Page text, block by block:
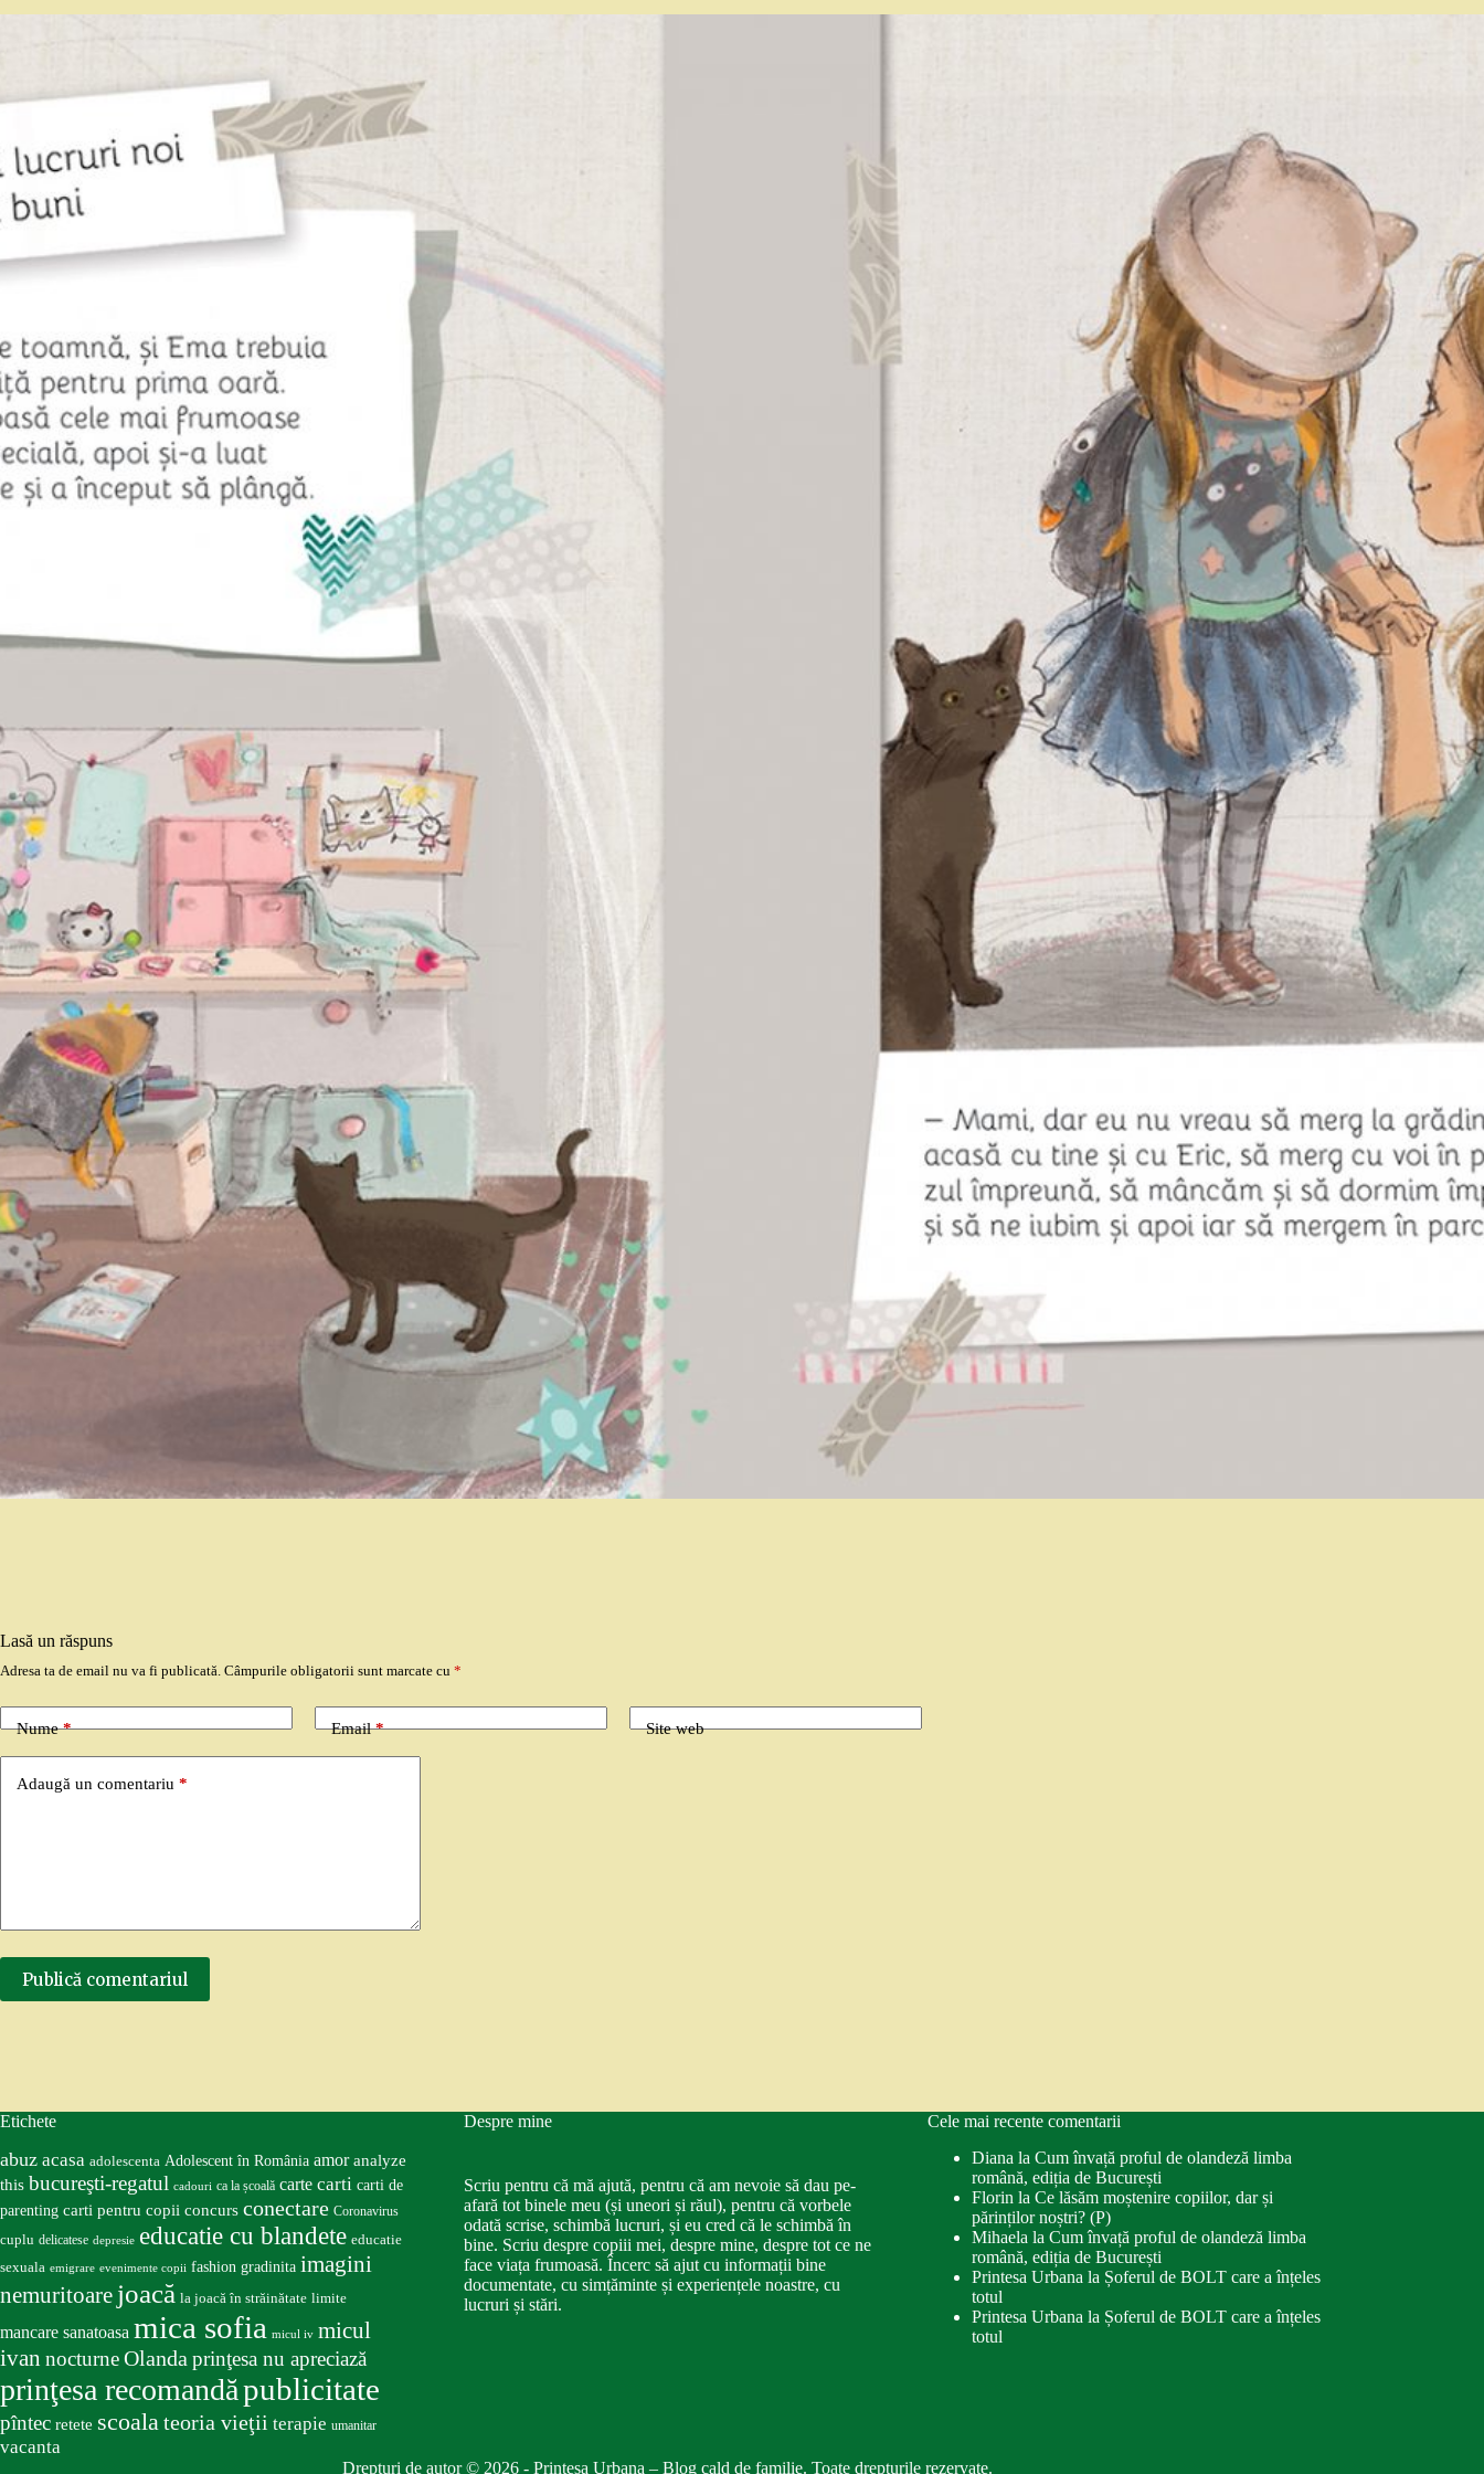
Lasă un răspuns
Adresa ta de email nu va fi publicată. Câmpurile obligatorii sunt marcate cu *
Nume* Email* Site web
Adaugă un comentariu *
Publică comentariul
Etichete
abuz acasa adolescenta Adolescent în România amor analyze
this bucureşti-regatul cadouri ca la școală carte carti carti de
parenting carti pentru copii concurs conectare Coronavirus
cuplu delicatese depresie educatie cu blandete educatie
sexuala emigrare evenimente copii fashion gradinita imagini
nemuritoare joacă la joacă în străinătate limite
mancare sanatoasa mica sofia micul iv micul
ivan nocturneOlanda prinţesa nu apreciază
prinţesa recomandăpublicitate
pîntec retete scoalateoria vieţii terapie umanitar
vacanta
Despre mine
Scriu pentru că mă ajută, pentru că am nevoie să dau pe-
afară tot binele meu (și uneori și răul), pentru că vorbele
odată scrise, schimbă lucruri, și eu cred că le schimbă în
bine. Scriu despre copiii mei, despre mine, despre tot ce ne
face viața frumoasă. Încerc să ajut cu informații bine
documentate, cu simțăminte și experiențele noastre, cu
lucruri și stări.
Cele mai recente comentarii
Diana la Cum învață proful de olandeză limba
română, ediția de București
Florin la Ce lăsăm moștenire copiilor, dar și
părinților noștri? (P)
Mihaela la Cum învață proful de olandeză limba
română, ediția de București
Printesa Urbana la Șoferul de BOLT care a înțeles
totul
Printesa Urbana la Șoferul de BOLT care a înțeles
totul
Drepturi de autor © 2026 - Printesa Urbana – Blog cald de familie. Toate drepturile rezervate.